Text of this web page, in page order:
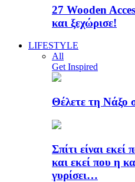
27 Wooden
και ξεχώρισε!
LIFESTYLE
All
Get Inspired
Θέλετε τη Νάξο
Σπίτι είναι εκεί
και εκεί που η
γυρίσει…